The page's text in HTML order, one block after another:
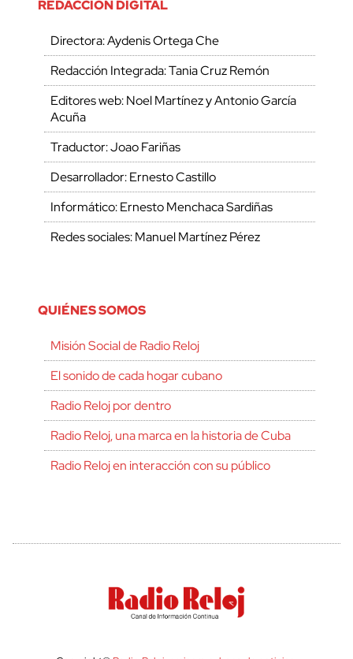
REDACCIÓN DIGITAL
Directora: Aydenis Ortega Che
Redacción Integrada: Tania Cruz Remón
Editores web: Noel Martínez y Antonio García
Acuña
Traductor: Joao Fariñas
Desarrollador: Ernesto Castillo
Informático: Ernesto Menchaca Sardiñas
Redes sociales: Manuel Martínez Pérez
QUIÉNES SOMOS
Misión Social de Radio Reloj
El sonido de cada hogar cubano
Radio Reloj por dentro
Radio Reloj, una marca en la historia de Cuba
Radio Reloj en interacción con su público